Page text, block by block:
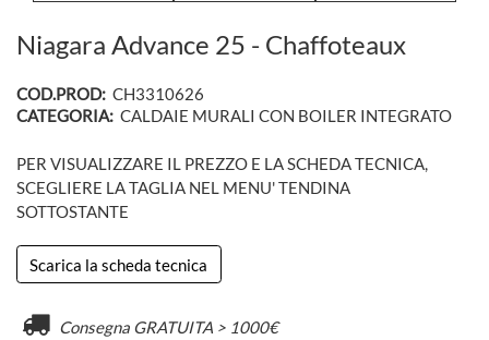
Niagara Advance 25 - Chaffoteaux
COD.PROD: CH3310626
CATEGORIA: CALDAIE MURALI CON BOILER INTEGRATO
PER VISUALIZZARE IL PREZZO E LA SCHEDA TECNICA,
SCEGLIERE LA TAGLIA NEL MENU' TENDINA
SOTTOSTANTE
Scarica la scheda tecnica
Consegna GRATUITA > 1000€